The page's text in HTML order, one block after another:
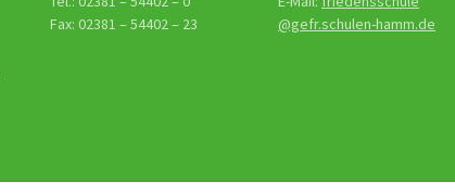
Fax: 02381 – 54402 – 23
@gefr.schulen-hamm.de